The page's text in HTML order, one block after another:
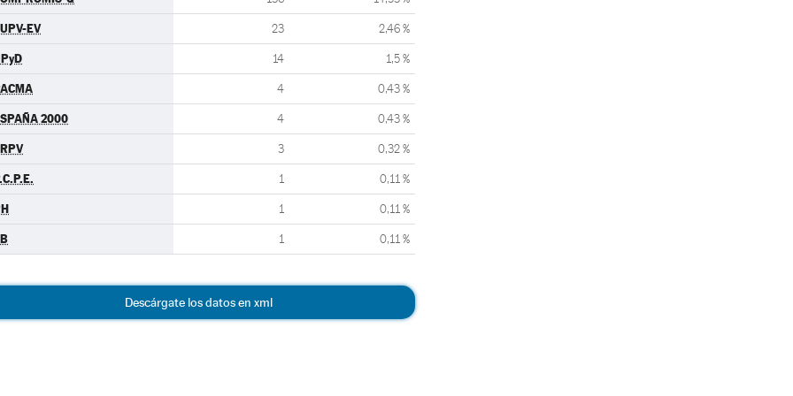
EV 23 2,46 %
14 1,5 %
4 0,43 %
2000 4 0,43 %
3 0,32 %
1 0,11 %
1 0,11 %
1 0,11 %
Descárgate los datos en xml